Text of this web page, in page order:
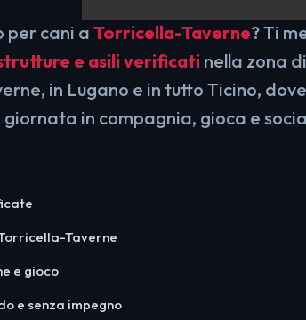
per cani a Torricella-Taverne? Ti
e asili verificati nella zona di
in Lugano e in tutto Ticino,
giornata in compagnia, gioca e
Taverne
e gioco
e senza impegno